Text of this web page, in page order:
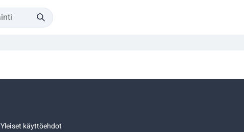
Yleiset käyttöehdot